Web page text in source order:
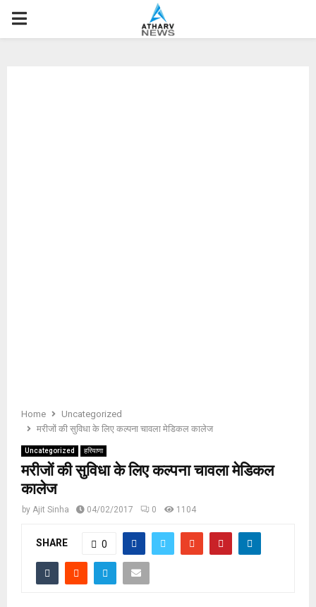
P
Home
Uncategorized
मरीजों की सुविधा के लिए कल्पना चावला मेडिकल कालेज
Uncategorized हरियाणा
मरीजों की सुविधा के लिए कल्पना चावला मेडिकल
कालेज
by Ajit Sinha 04/02/2017 0 1104
SHARE 0